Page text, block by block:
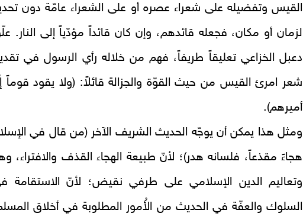
القيس وتفضيله على شعراء عصره أو على الشعراء عامّة دون
لزمان أو مكان، فجعله قائدهم، وإن كان قائداً مؤدّياً إلى النار.
دعبل الخزاعي تعليقاً طريفاً، فهم من خلاله رأي الرسول في
شعر امرئ القيس من حيث القوّة والجزالة قائلاً: (ولا يقود قوماً
أميرهم).
ومثل هذا يمكن أن يوجّه الحديث الشريف الآخر (من قال في
هجاءً مقذعاً، فلسانه هدر)؛ لأنّ طبيعة الهجاء القذف والافتراء،
وتعاليم الدين الإسلامي على طرفي نقيض؛ لأنّ الاستقامة
السلوك والعفّة في الحديث من الأُمور المطلوبة في أخلاق